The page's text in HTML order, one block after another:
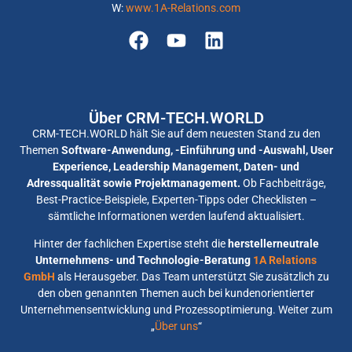
W:www.1A-Relations.com
Über CRM-TECH.WORLD
CRM-TECH.WORLD hält Sie auf dem neuesten Stand zu den
Themen Software-Anwendung, -Einführung und -Auswahl, User
Experience, Leadership Management, Daten- und
Adressqualität sowie Projektmanagement. Ob Fachbeiträge,
Best-Practice-Beispiele, Experten-Tipps oder Checklisten –
sämtliche Informationen werden laufend aktualisiert.
Hinter der fachlichen Expertise steht die herstellerneutrale
Unternehmens- und Technologie-Beratung 1A Relations
GmbH als Herausgeber. Das Team unterstützt Sie zusätzlich zu
den oben genannten Themen auch bei kundenorientierter
Unternehmensentwicklung und Prozessoptimierung. Weiter zum
„Über uns“